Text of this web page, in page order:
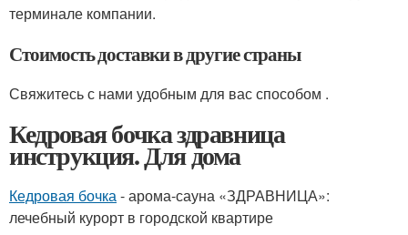
терминале компании.
Стоимость доставки в другие страны
Свяжитесь с нами удобным для вас способом .
Кедровая бочка здравница
инструкция. Для дома
Кедровая бочка- арома-сауна «ЗДРАВНИЦА»:
лечебный курорт в городской квартире